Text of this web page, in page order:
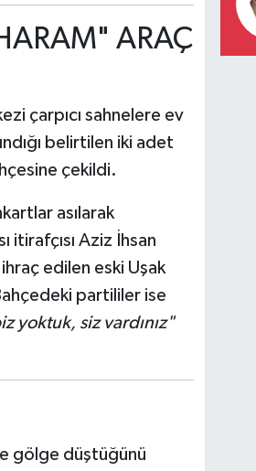
ARAÇ
çarpıcı sahnelere ev
belirtilen iki adet
çekildi.
asılarak
itirafçısı Aziz İhsan
edilen eski Uşak
partililer ise
yoktuk, siz vardınız"
gölge düştüğünü